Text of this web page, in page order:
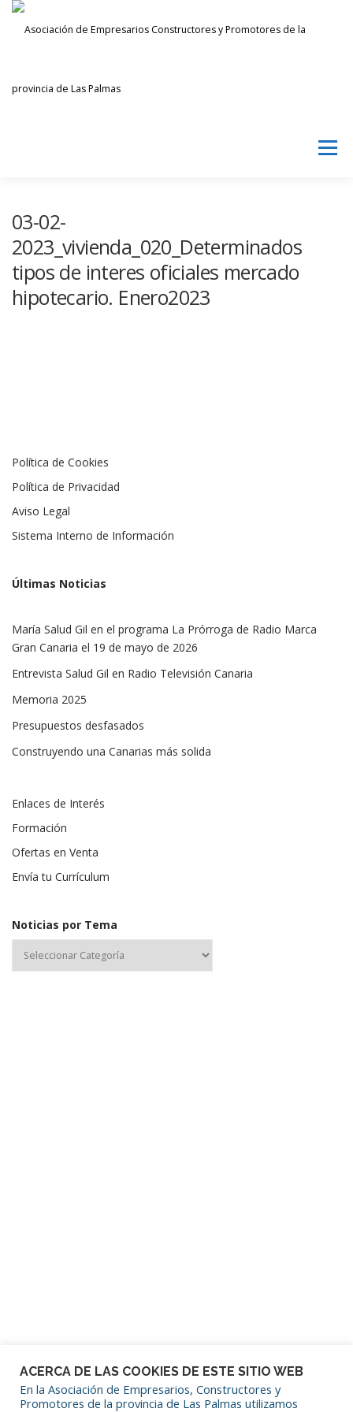
Saltar
Menú
INICIAR SESIÓN
03-02-
2023_vivienda_020_Determinados
tipos de interes oficiales mercado
hipotecario. Enero2023
Política de Cookies
Política de Privacidad
Aviso Legal
Sistema Interno de Información
Últimas Noticias
María Salud Gil en el programa La Prórroga de Radio Marca
Gran Canaria el 19 de mayo de 2026
Entrevista Salud Gil en Radio Televisión Canaria
Memoria 2025
Presupuestos desfasados
Construyendo una Canarias más solida
Enlaces de Interés
Formación
Ofertas en Venta
Envía tu Currículum
Noticias por Tema
ACERCA DE LAS COOKIES DE ESTE SITIO WEB
En la Asociación de Empresarios, Constructores y
Promotores de la provincia de Las Palmas utilizamos